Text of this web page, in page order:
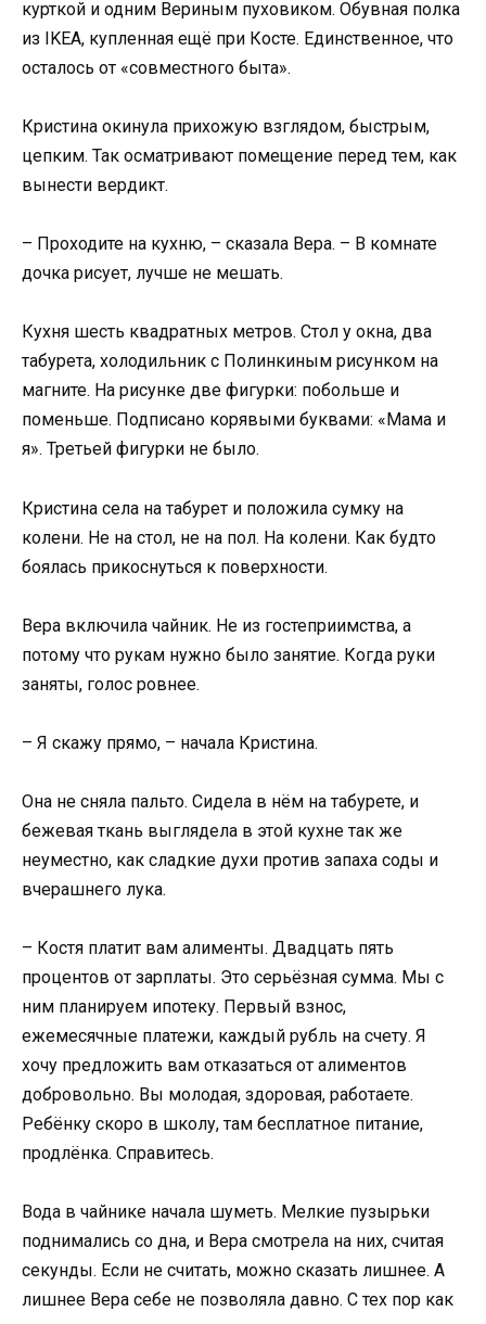
курткой и одним Вериным пуховиком. Обувная полка
из IKEA, купленная ещё при Косте. Единственное, что
осталось от «совместного быта».
Кристина окинула прихожую взглядом, быстрым,
цепким. Так осматривают помещение перед тем, как
вынести вердикт.
– Проходите на кухню, – сказала Вера. – В комнате
дочка рисует, лучше не мешать.
Кухня шесть квадратных метров. Стол у окна, два
табурета, холодильник с Полинкиным рисунком на
магните. На рисунке две фигурки: побольше и
поменьше. Подписано корявыми буквами: «Мама и
я». Третьей фигурки не было.
Кристина села на табурет и положила сумку на
колени. Не на стол, не на пол. На колени. Как будто
боялась прикоснуться к поверхности.
Вера включила чайник. Не из гостеприимства, а
потому что рукам нужно было занятие. Когда руки
заняты, голос ровнее.
– Я скажу прямо, – начала Кристина.
Она не сняла пальто. Сидела в нём на табурете, и
бежевая ткань выглядела в этой кухне так же
неуместно, как сладкие духи против запаха соды и
вчерашнего лука.
– Костя платит вам алименты. Двадцать пять
процентов от зарплаты. Это серьёзная сумма. Мы с
ним планируем ипотеку. Первый взнос,
ежемесячные платежи, каждый рубль на счету. Я
хочу предложить вам отказаться от алиментов
добровольно. Вы молодая, здоровая, работаете.
Ребёнку скоро в школу, там бесплатное питание,
продлёнка. Справитесь.
Вода в чайнике начала шуметь. Мелкие пузырьки
поднимались со дна, и Вера смотрела на них, считая
секунды. Если не считать, можно сказать лишнее. А
лишнее Вера себе не позволяла давно. С тех пор как